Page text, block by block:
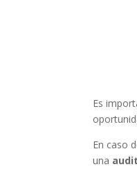
Es
En caso
una